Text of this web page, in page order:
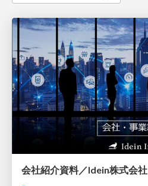
会社紹介資料／Idein株式会社